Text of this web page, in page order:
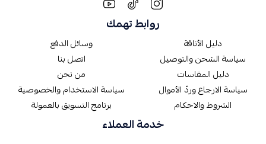
روابط تهمك
دليل الأناقة
سياسة الشحن والتوصيل
دليل المقاسات
سياسة الارجاع وردّ الأموال
الشروط والاحكام
وسائل الدفع
اتصل بنا
من نحن
سياسة الاستخدام والخصوصية
برنامج التسويق بالعمولة
خدمة العملاء